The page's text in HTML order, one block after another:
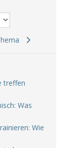
treffen
Was
Wie